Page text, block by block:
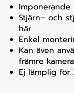
Stjärn– och
här
Enkel
Kan även
främre
Ej lämplig för